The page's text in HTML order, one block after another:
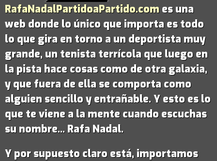
RafaNadalPartidoaPartido.com es una
web donde lo único que importa es todo
lo que gira en torno a un deportista muy
grande, un tenista terrícola que luego en
la pista hace cosas como de otra galaxia,
y que fuera de ella se comporta como
alguien sencillo y entrañable. Y esto es lo
que te viene a la mente cuando escuchas
su nombre... Rafa Nadal.
Y por supuesto claro está, importamos